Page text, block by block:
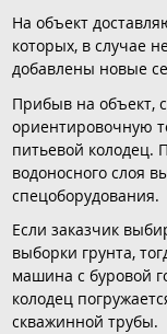
На объект
которых, в случае
добавлены новые
Прибыв на объект,
ориентировочную
питьевой колодец.
водоносного слоя
спецоборудования.
Если заказчик
выборки грунта,
машина с буровой
колодец
скважинной трубы.